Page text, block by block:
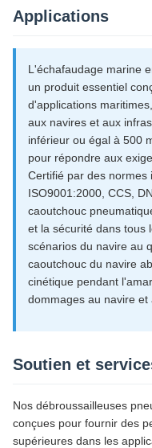
Applications
L'échafaudage marine
un produit essentiel
d'applications
aux navires et aux
inférieur ou égal à 500
pour répondre aux
Certifié par des normes
ISO9001:2000, CCS,
caoutchouc
et la sécurité dans tous
scénarios du navire au
caoutchouc du navire
cinétique pendant
dommages au navire et
Soutien et
Nos débroussailleuses
conçues pour fournir des
supérieures dans les